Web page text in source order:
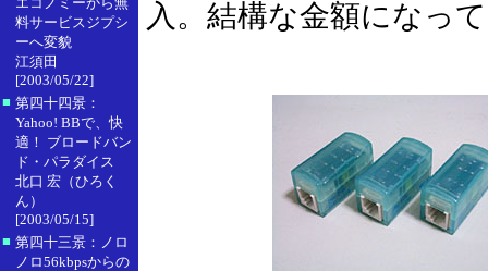
料サービスジプシ
ーへ変貌
江須田
[2003/05/22]
■ 第四十四景：
Yahoo! BBで、快
適！ ブロードバン
ド・パラダイス
北口 宏（ひろく
ん）
[2003/05/15]
■ 第四十三景：ノロ
ノロ56kbpsからの
入。結構な金額になっ